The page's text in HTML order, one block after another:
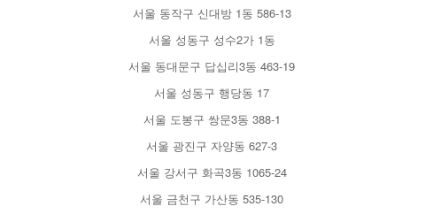
서울 동작구 신대방 1동 586-13
서울 성동구 성수2가 1동
서울 동대문구 답십리3동 463-19
서울 성동구 행당동 17
서울 도봉구 쌍문3동 388-1
서울 광진구 자양동 627-3
서울 강서구 화곡3동 1065-24
서울 금천구 가산동 535-130